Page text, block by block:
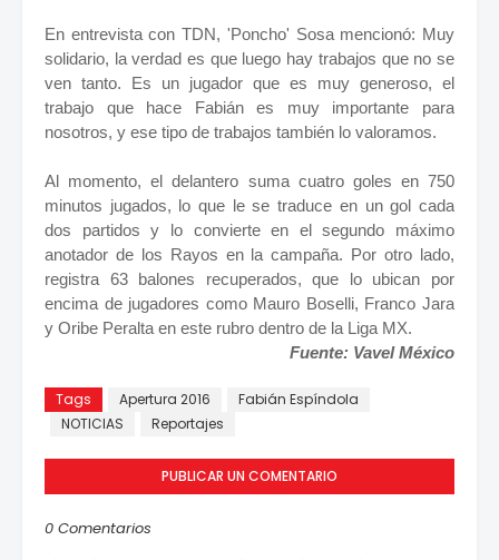
En entrevista con TDN, 'Poncho' Sosa mencionó: Muy
solidario, la verdad es que luego hay trabajos que no se
ven tanto. Es un jugador que es muy generoso, el
trabajo que hace Fabián es muy importante para
nosotros, y ese tipo de trabajos también lo valoramos.
Al momento, el delantero suma cuatro goles en 750
minutos jugados, lo que le se traduce en un gol cada
dos partidos y lo convierte en el segundo máximo
anotador de los Rayos en la campaña. Por otro lado,
registra 63 balones recuperados, que lo ubican por
encima de jugadores como Mauro Boselli, Franco Jara
y Oribe Peralta en este rubro dentro de la Liga MX.
Fuente: Vavel México
Tags Apertura 2016
Fabián Espíndola
NOTICIAS
Reportajes
PUBLICAR UN COMENTARIO
0 Comentarios